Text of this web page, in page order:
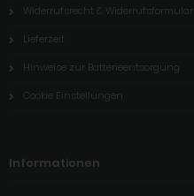
Widerrufsrecht & Widerrufsformular
Lieferzeit
Hinweise zur Batterieentsorgung
Cookie Einstellungen
Informationen